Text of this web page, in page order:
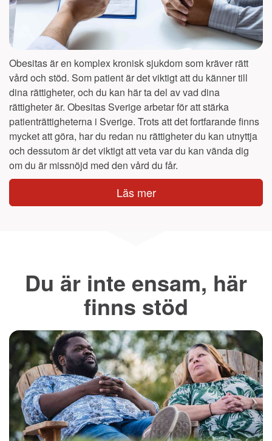
Obesitas är en komplex kronisk sjukdom som kräver rätt
vård och stöd. Som patient är det viktigt att du känner till
dina rättigheter, och du kan här ta del av vad dina
rättigheter är. Obesitas Sverige arbetar för att stärka
patienträttigheterna i Sverige. Trots att det fortfarande finns
mycket att göra, har du redan nu rättigheter du kan utnyttja
och dessutom är det viktigt att veta var du kan vända dig
om du är missnöjd med den vård du får.
Läs mer
Du är inte ensam, här
finns stöd